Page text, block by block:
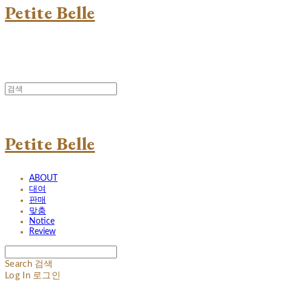
Petite Belle
Petite Belle
ABOUT
대여
판매
맞춤
Notice
Review
Search 검색
Log In 로그인